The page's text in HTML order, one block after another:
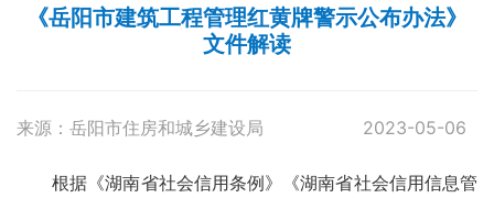
《岳阳市建筑工程管理红黄牌警示公布办法》
文件解读
来源：岳阳市住房和城乡建设局 2023-05-06
根据《湖南省社会信用条例》《湖南省社会信用信息管